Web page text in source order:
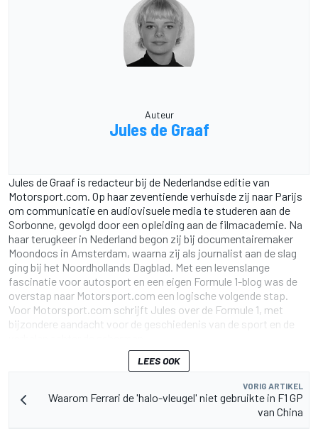
Auteur
Jules de Graaf
Jules de Graaf is redacteur bij de Nederlandse editie van
Motorsport.com. Op haar zeventiende verhuisde zij naar Parijs
om communicatie en audiovisuele media te studeren aan de
Sorbonne, gevolgd door een opleiding aan de filmacademie. Na
haar terugkeer in Nederland begon zij bij documentairemaker
Moondocs in Amsterdam, waarna zij als journalist aan de slag
ging bij het Noordhollands Dagblad. Met een levenslange
fascinatie voor autosport en een eigen Formule 1-blog was de
overstap naar Motorsport.com een logische volgende stap.
Voor Motorsport.com schrijft Jules over de Formule 1, met
bijzondere aandacht voor de geschiedenis van de sport en de
LEES OOK
VORIG ARTIKEL
Waarom Ferrari de 'halo-vleugel' niet gebruikte in F1 GP
van China